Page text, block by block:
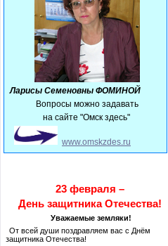
Ларисы Семеновны ФОМИНОЙ
Вопросы можно задавать
на сайте "Омск здесь"
www.omskzdes.ru
23 февраля –
День защитника Отечества!
Уважаемые земляки!
От всей души поздравляем вас с Днём
защитника Отечества!